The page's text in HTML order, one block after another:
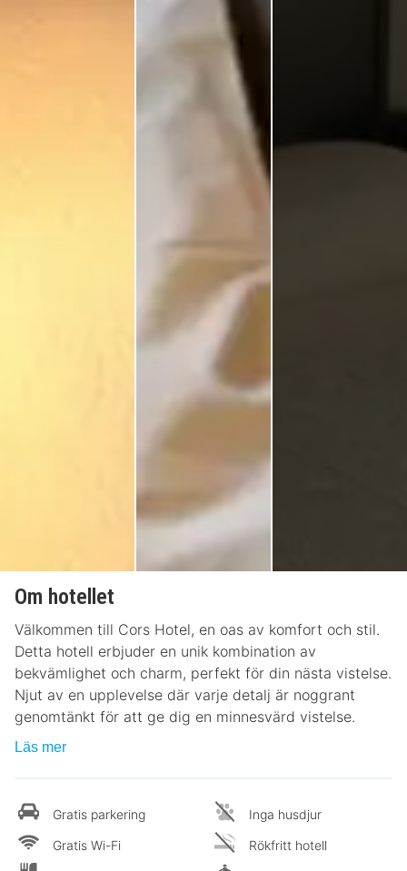
Om hotellet
Välkommen till Cors Hotel, en oas av komfort och stil.
Detta hotell erbjuder en unik kombination av
bekvämlighet och charm, perfekt för din nästa vistelse.
Njut av en upplevelse där varje detalj är noggrant
genomtänkt för att ge dig en minnesvärd vistelse.
Läs mer
Gratis parkering
Gratis Wi-Fi
Inga husdjur
Rökfritt hotell